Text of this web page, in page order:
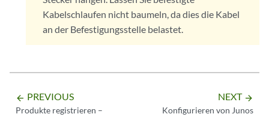
Kabelschlaufen nicht baumeln, da dies die Kabel
an der Befestigungsstelle belastet.
arrow_backward PREVIOUS
Produkte registrieren –
NEXT arrow_forward
Konfigurieren von Junos